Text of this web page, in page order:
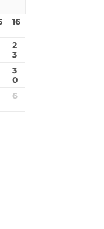
16
2
3
3
0
6